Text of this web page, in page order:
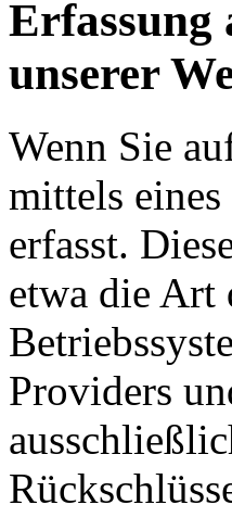
Erfassung
unserer
Wenn Sie
mittels
erfasst.
etwa die Art
Providers